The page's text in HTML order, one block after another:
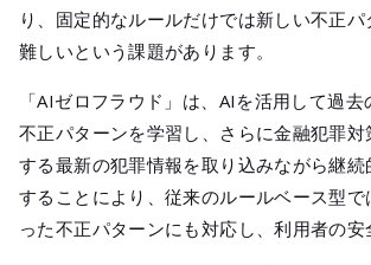
り、固定的なルールだけでは新しい不正
難しいという課題があります。
「AIゼロフラウド」は、AIを活用して過
不正パターンを学習し、さらに金融犯罪
する最新の犯罪情報を取り込みながら継続
することにより、従来のルールベース型
った不正パターンにも対応し、利用者の安